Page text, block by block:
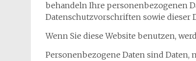
behandeln Ihre personenbezogenen
Datenschutzvorschriften sowie dieser
Wenn Sie diese Website benutzen,
Personenbezogene Daten sind